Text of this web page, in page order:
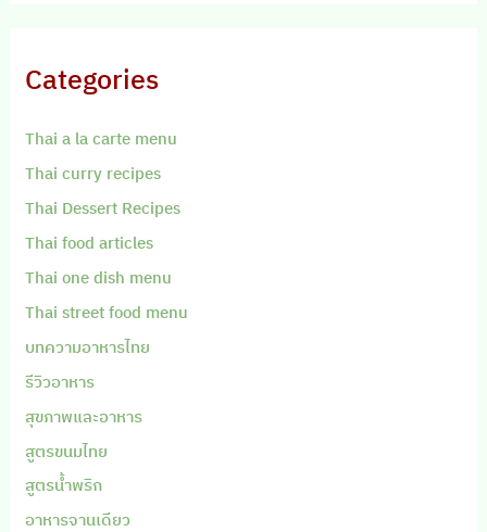
Categories
Thai a la carte menu
Thai curry recipes
Thai Dessert Recipes
Thai food articles
Thai one dish menu
Thai street food menu
บทความอาหารไทย
รีวิวอาหาร
สุขภาพและอาหาร
สูตรขนมไทย
สูตรน้ำพริก
อาหารจานเดียว